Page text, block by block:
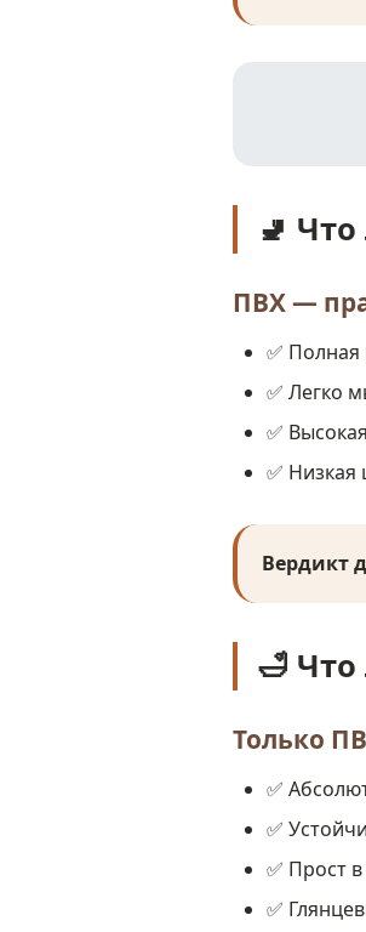
🚽
ПВХ —
✅ Полная
✅ Легко
✅
✅ Низкая
Вердикт
🛁
Только
✅
✅
✅ Прост
✅